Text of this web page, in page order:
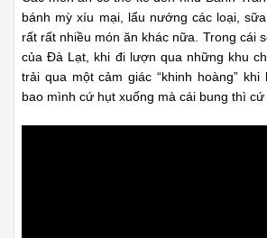
bánh mỳ xíu mại, lẩu nướng các loại,
rất rất nhiều món ăn khác nữa. Trong cái
của Đà Lạt, khi đi lượn qua những khu
trải qua một cảm giác “khinh hoàng” khi
bao mình cứ hụt xuống mà cái bung thì cứ